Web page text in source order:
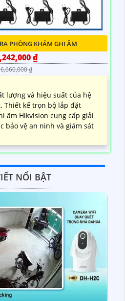
PHÒNG KHÁM GHI ÂM
₫
₫
lượng và hiệu suất của hệ
Thiết kế trọn bộ lắp đặt
âm Hikvision cung cấp giải
bảo vệ an ninh và giám sát
NỔI BẬT